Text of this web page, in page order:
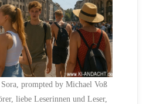
prompted by Michael Voß
liebe Leserinnen und Leser,